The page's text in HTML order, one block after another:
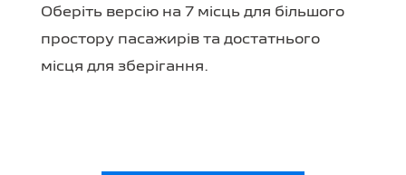
Оберіть версію на 7 місць для більшого
простору пасажирів та достатнього
місця для зберігання.